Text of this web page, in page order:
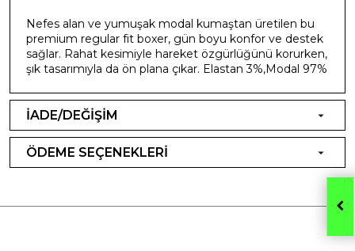
Nefes alan ve yumuşak modal kumaştan üretilen bu
premium regular fit boxer, gün boyu konfor ve destek
sağlar. Rahat kesimiyle hareket özgürlüğünü korurken,
şık tasarımıyla da ön plana çıkar. Elastan 3%,Modal 97%
İADE/DEĞİŞİM
ÖDEME SEÇENEKLERİ